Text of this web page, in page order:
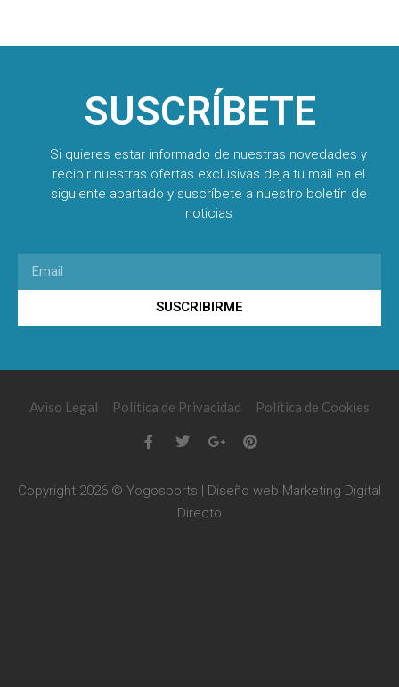
SUSCRÍBETE
Si quieres estar informado de nuestras novedades y
recibir nuestras ofertas exclusivas deja tu mail en el
siguiente apartado y suscríbete a nuestro boletín de
noticias
SUSCRIBIRME
Aviso Legal Política de Privacidad Política de Cookies
Copyright 2026 © Yogosports | Diseño web Marketing Digital
Directo